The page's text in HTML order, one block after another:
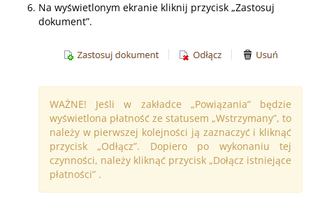
Na wyświetlonym ekranie kliknij przycisk „Zastosuj
dokument”.
WAŻNE! Jeśli w zakładce „Powiązania” będzie
wyświetlona płatność ze statusem „Wstrzymany”, to
należy w pierwszej kolejności ją zaznaczyć i kliknąć
przycisk „Odłącz”. Dopiero po wykonaniu tej
czynności, należy kliknąć przycisk „Dołącz istniejące
płatności” .